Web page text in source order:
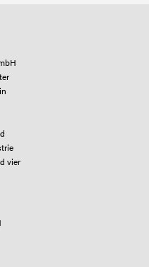
vier